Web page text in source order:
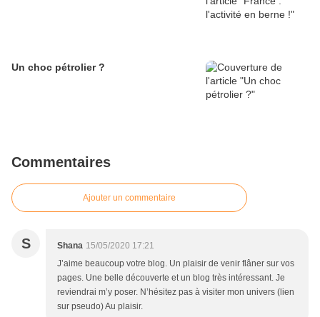
Un choc pétrolier ?
Commentaires
Ajouter un commentaire
S Shana 15/05/2020 17:21
J’aime beaucoup votre blog. Un plaisir de venir flâner sur vos
pages. Une belle découverte et un blog très intéressant. Je
reviendrai m’y poser. N’hésitez pas à visiter mon univers (lien
sur pseudo) Au plaisir.